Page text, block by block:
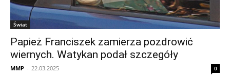
Świat
Papież Franciszek zamierza pozdrowić
wiernych. Watykan podał szczegóły
MMP - 22.03.2025 0